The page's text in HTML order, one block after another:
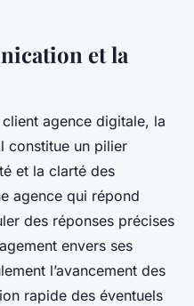
et la
agence digitale, la
constitue un pilier
et la clarté des
agence qui répond
des réponses précises
envers ses
l’avancement des
rapide des éventuels